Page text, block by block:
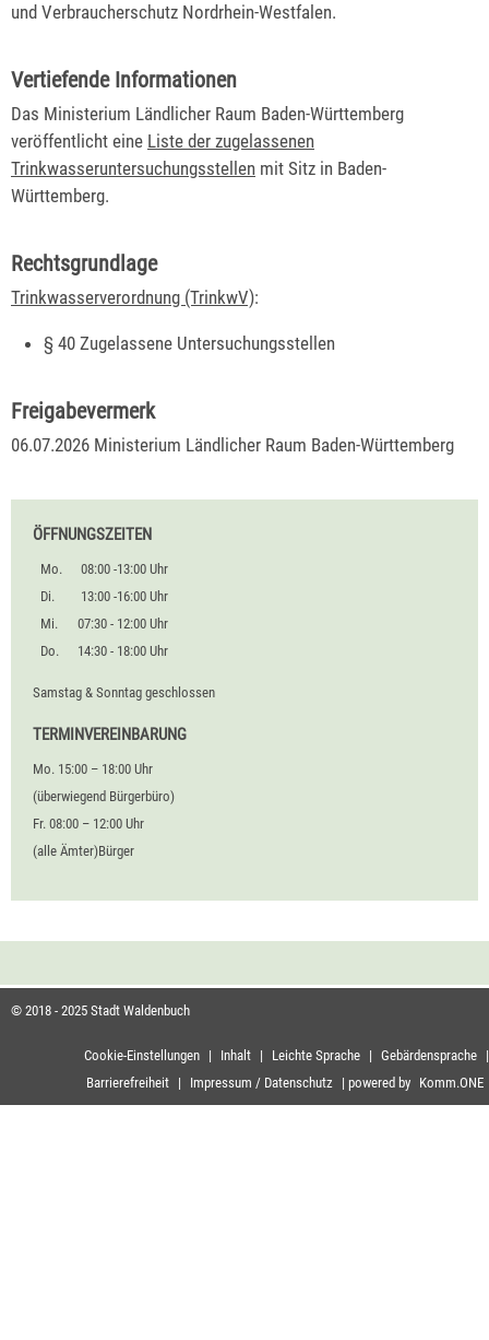
und Verbraucherschutz Nordrhein-Westfalen.
Vertiefende Informationen
Das Ministerium Ländlicher Raum Baden-Württemberg
veröffentlicht eine Liste der zugelassenen
Trinkwasseruntersuchungsstellen mit Sitz in Baden-
Württemberg.
Rechtsgrundlage
Trinkwasserverordnung (TrinkwV):
§ 40 Zugelassene Untersuchungsstellen
Freigabevermerk
06.07.2026 Ministerium Ländlicher Raum Baden-Württemberg
ÖFFNUNGSZEITEN
Mo.
08:00 -13:00 Uhr
Di.
13:00 -16:00 Uhr
Mi.
07:30 - 12:00 Uhr
Do.
14:30 - 18:00 Uhr
Samstag & Sonntag geschlossen
TERMINVEREINBARUNG
Mo. 15:00 – 18:00 Uhr
(überwiegend Bürgerbüro)
Fr. 08:00 – 12:00 Uhr
(alle Ämter)Bürger
© 2018 - 2025 Stadt Waldenbuch
Cookie-Einstellungen | Inhalt | Leichte Sprache | Gebärdensprache |
Barrierefreiheit | Impressum / Datenschutz | powered by Komm.ONE